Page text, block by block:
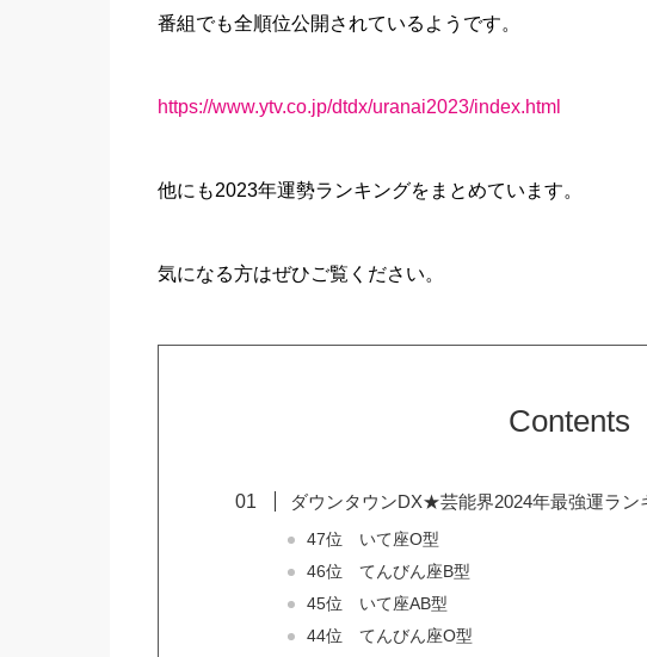
番組でも全順位公開されているようです。
https://www.ytv.co.jp/dtdx/uranai2023/index.html
他にも2023年運勢ランキングをまとめています。
気になる方はぜひご覧ください。
Contents
ダウンタウンDX★芸能界2024年最強運ラン
47位 いて座O型
46位 てんびん座B型
45位 いて座AB型
44位 てんびん座O型